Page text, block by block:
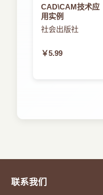
CAD\CAM技术应
用实例
社会出版社
￥5.99
联系我们